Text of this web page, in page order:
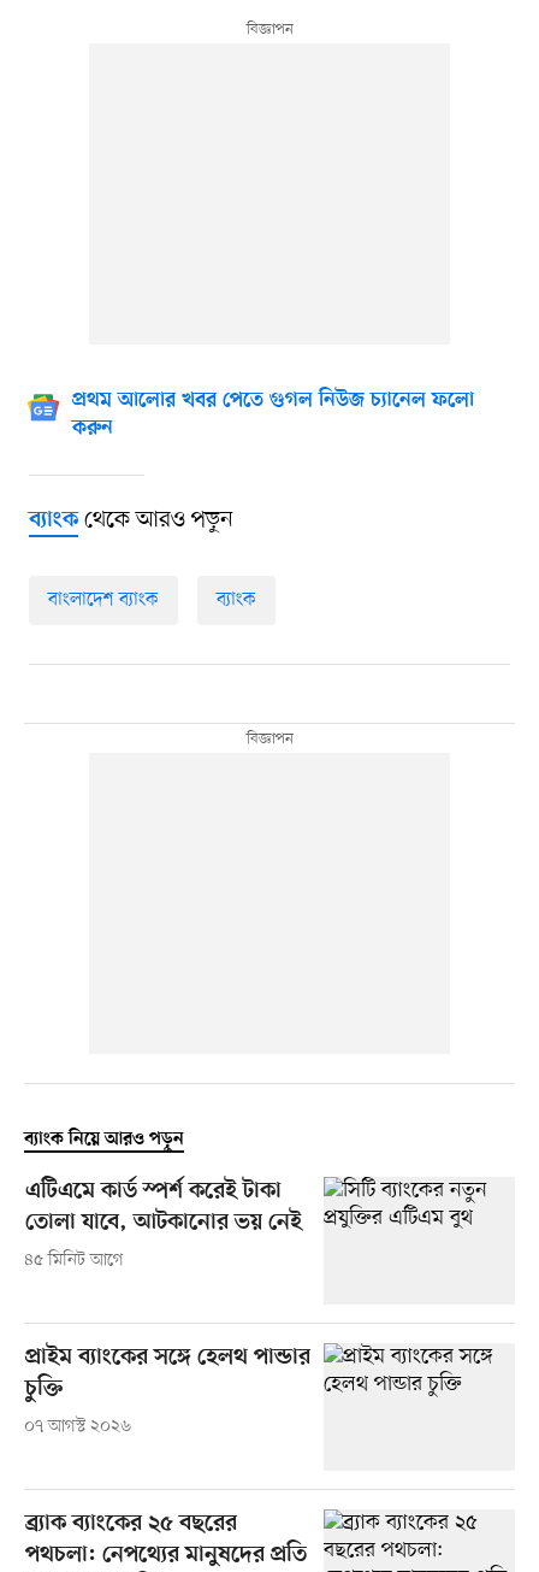
প্রথম আলোর খবর পেতে গুগল নিউজ চ্যানেল ফলো
করুন
ব্যাংকথেকে আরও পড়ুন
বাংলাদেশ ব্যাংক ব্যাংক
ব্যাংক নিয়ে আরও পড়ুন
এটিএমে কার্ড স্পর্শ করেই টাকা
তোলা যাবে, আটকানোর ভয় নেই
৪৫ মিনিট আগে
প্রাইম ব্যাংকের সঙ্গে হেলথ পান্ডার
চুক্তি
০৭ আগস্ট ২০২৬
ব্র্যাক ব্যাংকের ২৫ বছরের
পথচলা: নেপথ্যের মানুষদের প্রতি